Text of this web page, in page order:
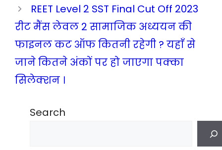
REET Level 2 SST Final Cut Off 2023
रीट मैंस लेवल 2 सामाजिक अध्ययन की
फाइनल कट ऑफ कितनी रहेगी ? यहाँ से
जाने कितने अंकों पर हो जाएगा पक्का
सिलेक्शन ।
Search